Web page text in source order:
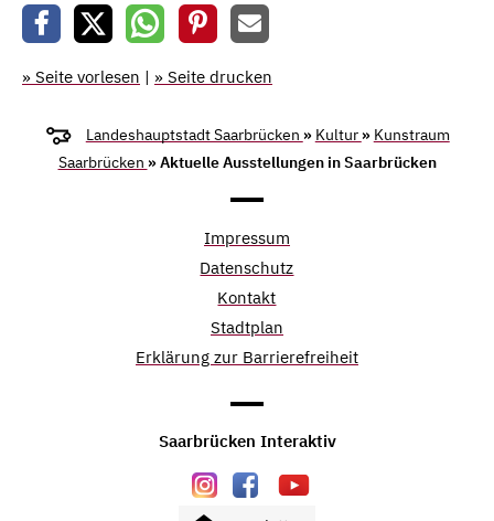
» Seite vorlesen | » Seite drucken
Landeshauptstadt Saarbrücken » Kultur » Kunstraum
Saarbrücken » Aktuelle Ausstellungen in Saarbrücken
Impressum
Datenschutz
Kontakt
Stadtplan
Erklärung zur Barrierefreiheit
Saarbrücken Interaktiv